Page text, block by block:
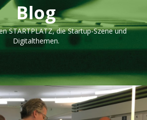
Blog
STARTPLATZ, die Startup-Szene und
Digitalthemen.